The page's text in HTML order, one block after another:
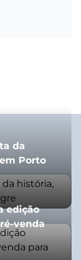
da
Porto
edição
venda